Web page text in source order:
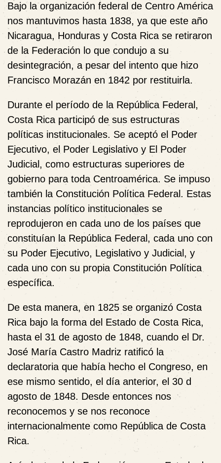
Bajo la organización federal de Centro América
nos mantuvimos hasta 1838, ya que este año
Nicaragua, Honduras y Costa Rica se retiraron
de la Federación lo que condujo a su
desintegración, a pesar del intento que hizo
Francisco Morazán en 1842 por restituirla.
Durante el período de la República Federal,
Costa Rica participó de sus estructuras
políticas institucionales. Se aceptó el Poder
Ejecutivo, el Poder Legislativo y El Poder
Judicial, como estructuras superiores de
gobierno para toda Centroamérica. Se impuso
también la Constitución Política Federal. Estas
instancias político institucionales se
reprodujeron en cada uno de los países que
constituían la República Federal, cada uno con
su Poder Ejecutivo, Legislativo y Judicial, y
cada uno con su propia Constitución Política
específica.
De esta manera, en 1825 se organizó Costa
Rica bajo la forma del Estado de Costa Rica,
hasta el 31 de agosto de 1848, cuando el Dr.
José María Castro Madriz ratificó la
declaratoria que había hecho el Congreso, en
ese mismo sentido, el día anterior, el 30 d
agosto de 1848. Desde entonces nos
reconocemos y se nos reconoce
internacionalmente como República de Costa
Rica.